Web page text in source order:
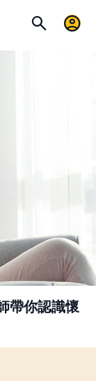
帶你認識懷